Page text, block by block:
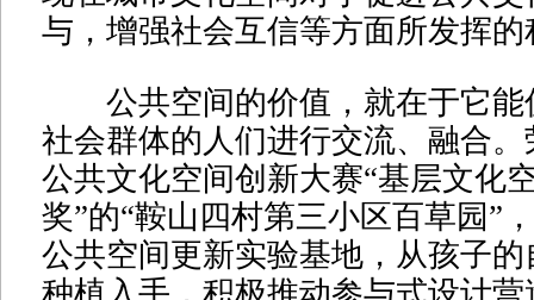
与，增强社会互信等方面所发挥
公共空间的价值，就在于它能
社会群体的人们进行交流、融合。
公共文化空间创新大赛“基层文化
奖”的“鞍山四村第三小区百草园”
公共空间更新实验基地，从孩子
种植入手，积极推动参与式设计